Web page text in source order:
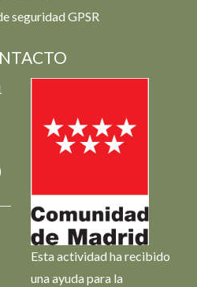
seguridad GPSR
Esta actividad ha recibido
una ayuda para la